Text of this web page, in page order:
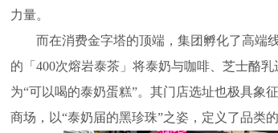
力量。
而在消费金字塔的顶端，集团孵化了高端线
的「400次熔岩泰茶」将泰奶与咖啡、芝士酪
为“可以喝的泰奶蛋糕”。其门店选址也极具象
商场，以“泰奶届的黑珍珠”之姿，定义了品类的